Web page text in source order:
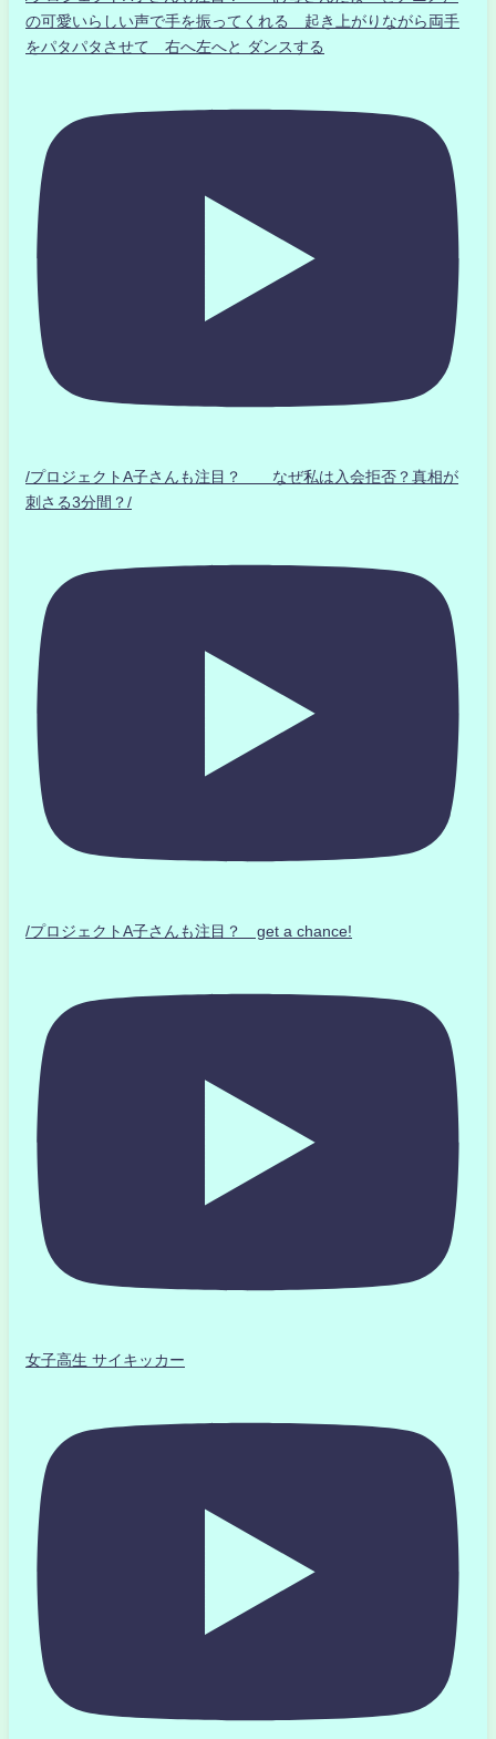
の可愛いらしい声で手を振ってくれる 起き上がりながら両手
をパタパタさせて 右へ左へと ダンスする
/プロジェクトA子さんも注目？ なぜ私は入会拒否？真相が
刺さる3分間？/
/プロジェクトA子さんも注目？ get a chance!
女子高生 サイキッカー